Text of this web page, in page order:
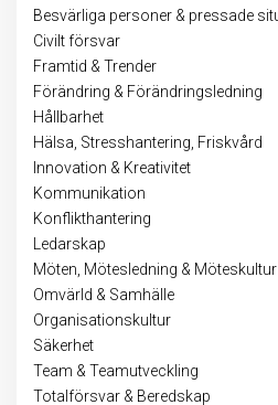
Besvärliga personer & pressade
Civilt försvar
Framtid & Trender
Förändring & Förändringsledning
Hållbarhet
Hälsa, Stresshantering, Friskvård
Innovation & Kreativitet
Kommunikation
Konflikthantering
Ledarskap
Möten, Mötesledning & Möteskultur
Omvärld & Samhälle
Organisationskultur
Säkerhet
Team & Teamutveckling
Totalförsvar & Beredskap